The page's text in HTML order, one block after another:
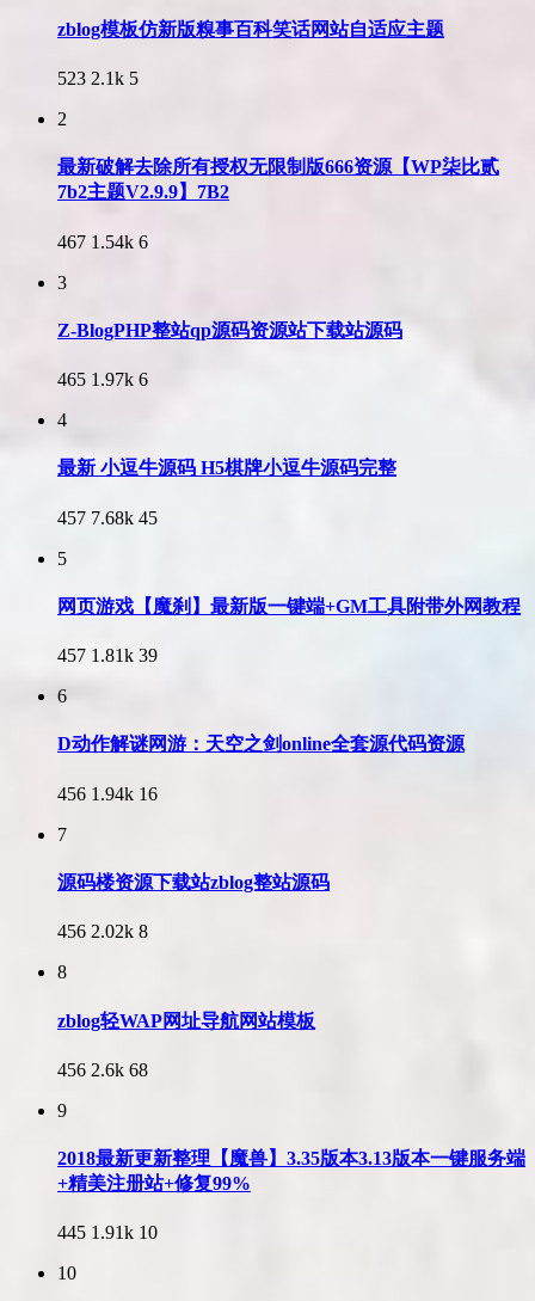
zblog模板仿新版糗事百科笑话网站自适应主题
523 2.1k 5
2
最新破解去除所有授权无限制版666资源【WP柒比贰
7b2主题V2.9.9】7B2
467 1.54k 6
3
Z-BlogPHP整站qp源码资源站下载站源码
465 1.97k 6
4
最新 小逗牛源码 H5棋牌小逗牛源码完整
457 7.68k 45
5
网页游戏【魔刹】最新版一键端+GM工具附带外网教程
457 1.81k 39
6
D动作解谜网游：天空之剑online全套源代码资源
456 1.94k 16
7
源码楼资源下载站zblog整站源码
456 2.02k 8
8
zblog轻WAP网址导航网站模板
456 2.6k 68
9
2018最新更新整理【魔兽】3.35版本3.13版本一键服务端
+精美注册站+修复99%
445 1.91k 10
10